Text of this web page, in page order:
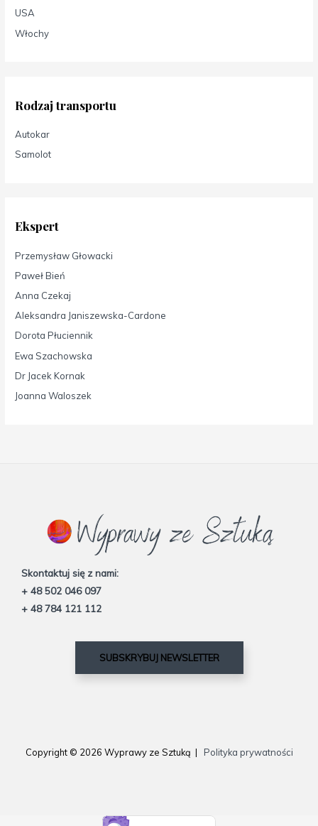
USA
Włochy
Rodzaj transportu
Autokar
Samolot
Ekspert
Przemysław Głowacki
Paweł Bień
Anna Czekaj
Aleksandra Janiszewska-Cardone
Dorota Płuciennik
Ewa Szachowska
Dr Jacek Kornak
Joanna Waloszek
Skontaktuj się z nami:
+ 48 502 046 097
+ 48 784 121 112
SUBSKRYBUJ NEWSLETTER
Copyright © 2026 Wyprawy ze Sztuką | Polityka prywatności